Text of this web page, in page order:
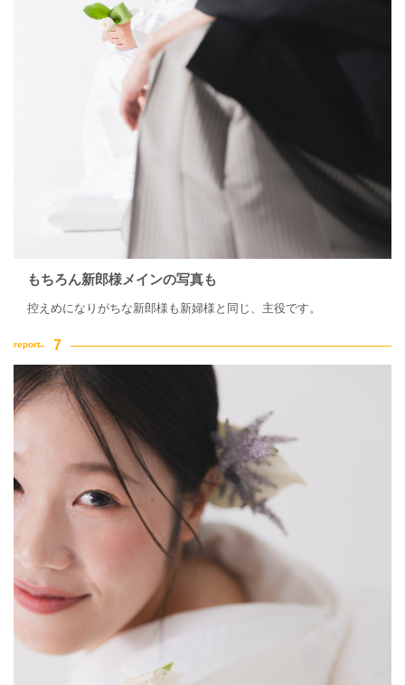
もちろん新郎様メインの写真も
控えめになりがちな新郎様も新婦様と同じ、主役です。